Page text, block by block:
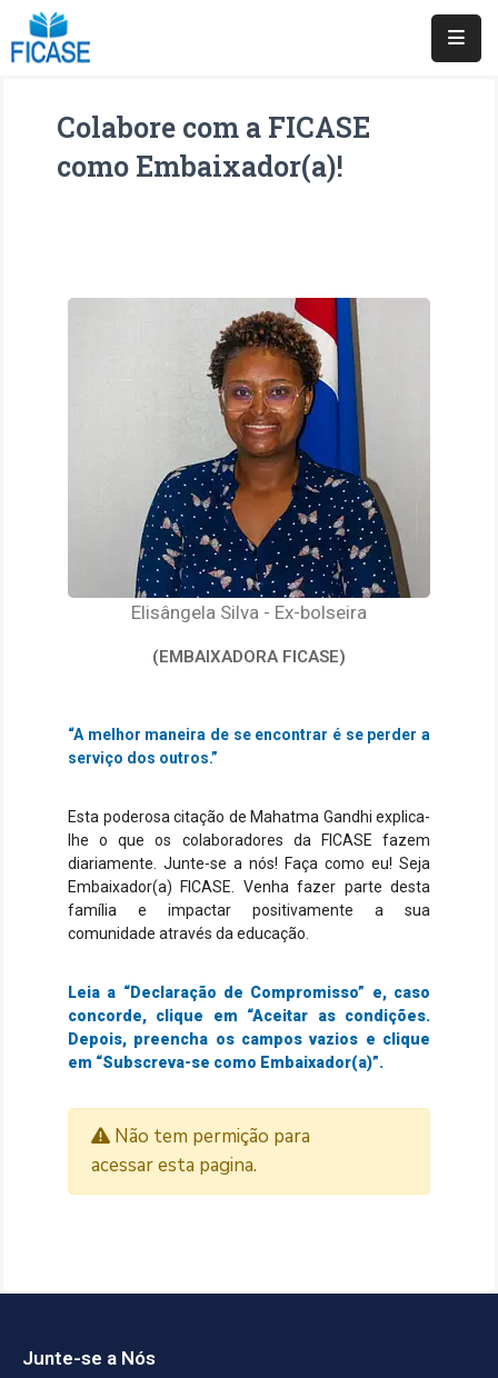
Agora
Junta-
Fundação
Colabore com a FICASE
como Embaixador(a)!
Elisângela Silva - Ex-bolseira
(EMBAIXADORA FICASE)
“A melhor maneira de se encontrar é se perder a
serviço dos outros.”
Esta poderosa citação de Mahatma Gandhi explica-
lhe o que os colaboradores da FICASE fazem
diariamente. Junte-se a nós! Faça como eu! Seja
Embaixador(a) FICASE. Venha fazer parte desta
família e impactar positivamente a sua
comunidade através da educação.
Leia a “Declaração de Compromisso” e, caso
concorde, clique em “Aceitar as condições.
Depois, preencha os campos vazios e clique
em “Subscreva-se como Embaixador(a)”.
Não tem permição para
acessar esta pagina.
Junte-se a Nós